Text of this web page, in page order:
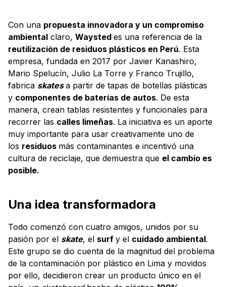
Con una propuesta innovadora y un compromiso
ambiental claro, Waysted es una referencia de la
reutilización de residuos plásticos en Perú. Esta
empresa, fundada en 2017 por Javier Kanashiro,
Mario Spelucín, Julio La Torre y Franco Trujillo,
fabrica skatesa partir de tapas de botellas plásticas
y componentes de baterías de autos. De esta
manera, crean tablas resistentes y funcionales para
recorrer las calles limeñas. La iniciativa es un aporte
muy importante para usar creativamente uno de
los residuos más contaminantes e incentivó una
cultura de reciclaje, que demuestra que el cambio es
posible.
Una idea transformadora
Todo comenzó con cuatro amigos, unidos por su
pasión por el skate, el surf y el cuidado ambiental.
Este grupo se dio cuenta de la magnitud del problema
de la contaminación por plástico en Lima y movidos
por ello, decidieron crear un producto único en el